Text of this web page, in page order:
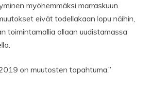
myöhemmäksi marraskuun
eivät todellakaan lopu näihin,
toimintamallia ollaan uudistamassa
on muutosten tapahtuma.”